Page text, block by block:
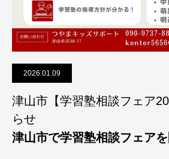
2026.01.09
津山市【学習塾相談フェア
らせ
津山市で学習塾相談フェアを